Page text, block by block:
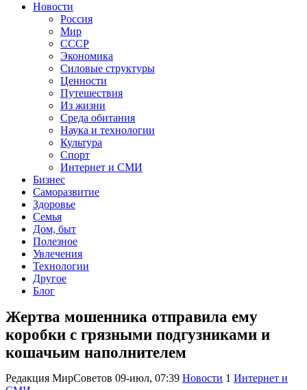
Новости
Россия
Мир
СССР
Экономика
Силовые структуры
Ценности
Путешествия
Из жизни
Среда обитания
Наука и технологии
Культура
Спорт
Интернет и СМИ
Бизнес
Саморазвитие
Здоровье
Семья
Дом, быт
Полезное
Увлечения
Технологии
Другое
Блог
Жертва мошенника отправила ему
коробки с грязными подгузниками и
кошачьим наполнителем
Редакция МирСоветов 09-июл, 07:39 Новости 1 Интернет и